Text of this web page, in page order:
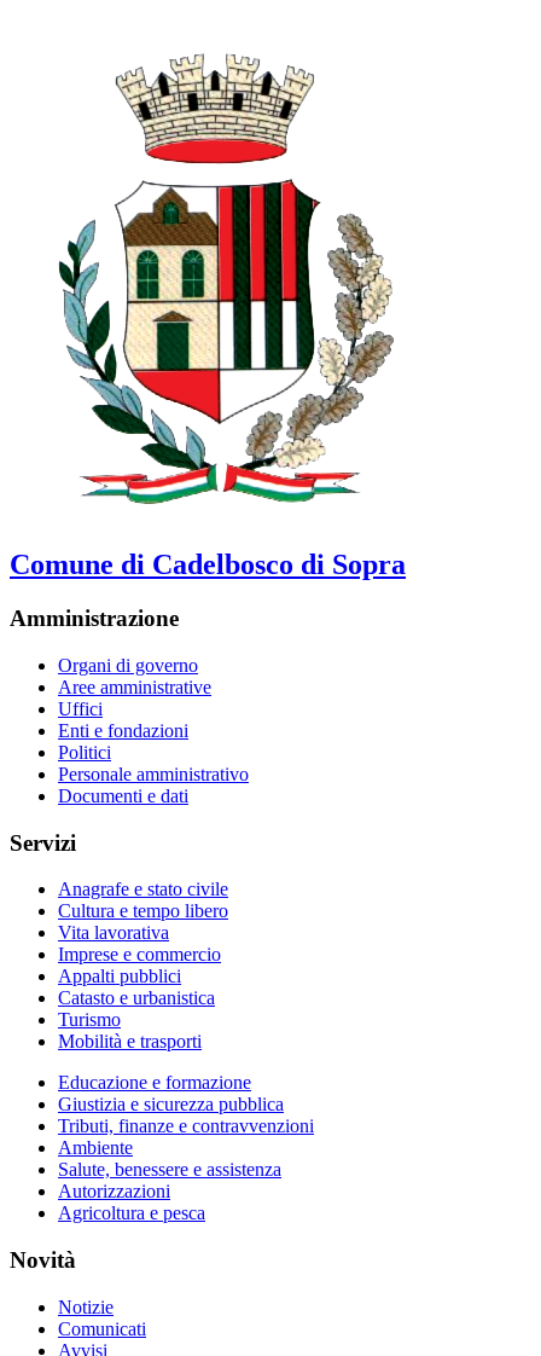
Comune di Cadelbosco di Sopra
Amministrazione
Organi di governo
Aree amministrative
Uffici
Enti e fondazioni
Politici
Personale amministrativo
Documenti e dati
Servizi
Anagrafe e stato civile
Cultura e tempo libero
Vita lavorativa
Imprese e commercio
Appalti pubblici
Catasto e urbanistica
Turismo
Mobilità e trasporti
Educazione e formazione
Giustizia e sicurezza pubblica
Tributi, finanze e contravvenzioni
Ambiente
Salute, benessere e assistenza
Autorizzazioni
Agricoltura e pesca
Novità
Notizie
Comunicati
Avvisi